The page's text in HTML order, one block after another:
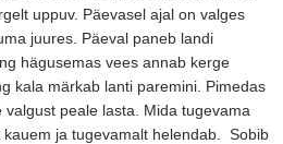
uppuv. Päevasel ajal on valges
juures. Päeval paneb landi
hägusemas vees annab kerge
kala märkab lanti paremini. Pimedas
peale lasta. Mida tugevama
kauem ja tugevamalt helendab. Sobib